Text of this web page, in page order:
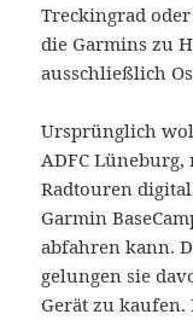
Treckingrad
die Garmins zu
ausschließlich
Ursprünglich
ADFC
Radtouren
Garmin
abfahren kann.
gelungen sie
Gerät zu kaufen.